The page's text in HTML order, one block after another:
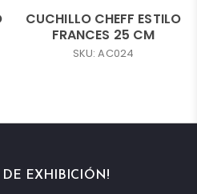
CUCHILLO CHEFF ESTILO
FRANCES 25 CM
SKU: AC024
DE EXHIBICIÓN!